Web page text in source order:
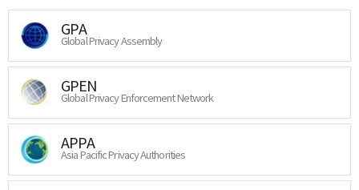
GPA
Global Privacy Assembly
GPEN
Global Privacy Enforcement Network
APPA
Asia Pacific Privacy Authorities